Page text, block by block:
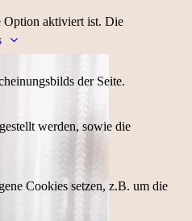
Option aktiviert ist. Die
der Seite.
werden, sowie die
Cookies setzen, z.B. um die